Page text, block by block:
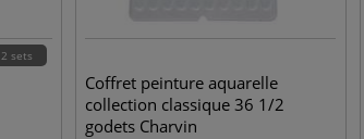
2 sets
Coffret peinture aquarelle
collection classique 36 1/2
godets Charvin